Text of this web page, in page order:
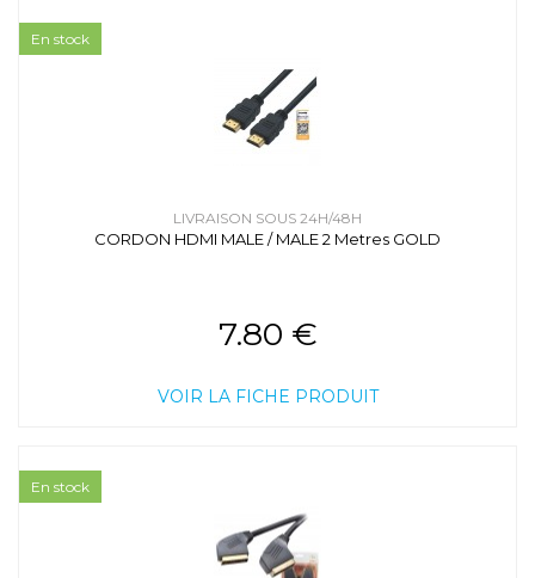
LIVRAISON SOUS 24H/48H
CORDON HDMI MALE / MALE 2 Metres GOLD
7.80 €
VOIR LA FICHE PRODUIT
En stock
En stock